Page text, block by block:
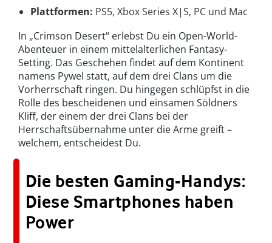
Plattformen: PS5, Xbox Series X|S, PC und Mac
In „Crimson Desert“ erlebst Du ein Open-World-
Abenteuer in einem mittelalterlichen Fantasy-
Setting. Das Geschehen findet auf dem Kontinent
namens Pywel statt, auf dem drei Clans um die
Vorherrschaft ringen. Du hingegen schlüpfst in die
Rolle des bescheidenen und einsamen Söldners
Kliff, der einem der drei Clans bei der
Herrschaftsübernahme unter die Arme greift –
welchem, entscheidest Du.
Die besten Gaming-Handys:
Diese Smartphones haben
Power